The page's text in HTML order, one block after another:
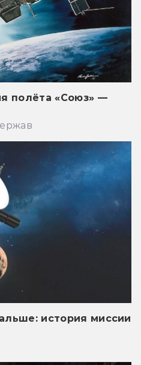
полёта «Союз» —
история миссии